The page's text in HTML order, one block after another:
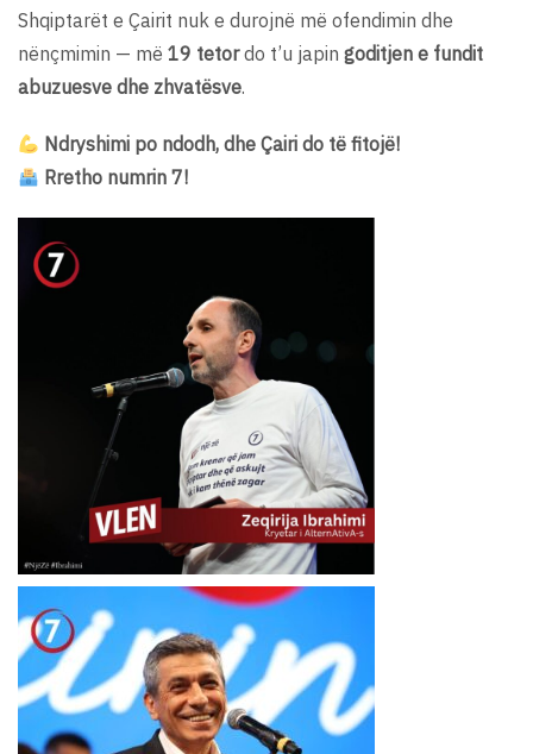
Shqiptarët e Çairit nuk e durojnë më ofendimin dhe
nënçmimin — më 19 tetordo t’u japin goditjen e fundit
abuzuesve dhe zhvatësve.
Ndryshimi po ndodh, dhe Çairi do të fitojë!
Rretho numrin 7!